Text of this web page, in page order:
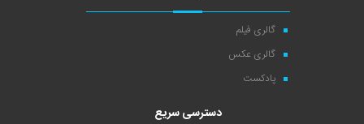
گالری فیلم
گالری عکس
پادکست
دسترسی سریع